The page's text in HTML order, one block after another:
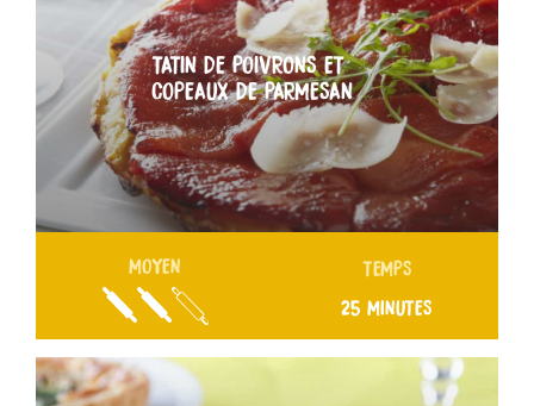
TATIN DE POIVRONS ET
COPEAUX DE PARMESAN
MOYEN TEMPS
25 MINUTES